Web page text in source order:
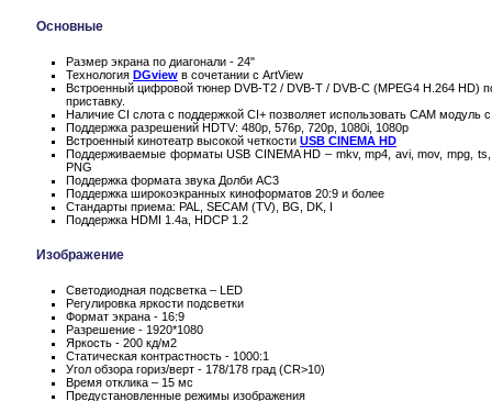
Основные
Размер экрана по диагонали - 24"
Технология DGview в сочетании с ArtView
Встроенный цифровой тюнер DVB-T2 / DVB-T / DVB-C (MPEG4 H.264 HD)
приставку.
Наличие CI слота с поддержкой CI+ позволяет использовать CAM
Поддержка разрешений HDTV: 480p, 576p, 720p, 1080i, 1080p
Встроенный кинотеатр высокой четкости USB CINEMA HD
Поддерживаемые форматы USB CINEMA HD – mkv, mp4, avi, mov, mpg,
PNG
Поддержка формата звука Долби AC3
Поддержка широкоэкранных киноформатов 20:9 и более
Стандарты приема: PAL, SECAM (TV), BG, DK, I
Поддержка HDMI 1.4a, HDCP 1.2
Изображение
Светодиодная подсветка – LED
Регулировка яркости подсветки
Формат экрана - 16:9
Разрешение - 1920*1080
Яркость - 200 кд/м2
Статическая контрастность - 1000:1
Угол обзора гориз/верт - 178/178 град (CR>10)
Время отклика – 15 мс
Предустановленные режимы изображения